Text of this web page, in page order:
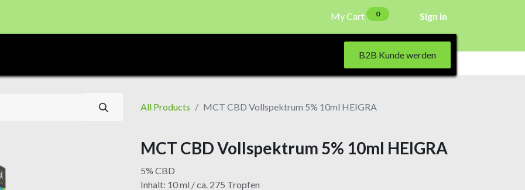
My Cart 0 Sign in
B2B Kunde werden
All Products MCT CBD Vollspektrum 5% 10ml HEIGRA
MCT CBD Vollspektrum 5% 10ml HEIGRA
5% CBD
Inhalt: 10 ml / ca. 275 Tropfen